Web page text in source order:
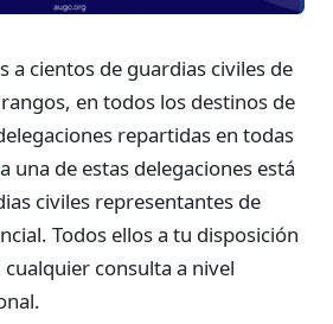
a cientos de guardias civiles de
en todos los destinos de
repartidas en todas
una de estas delegaciones está
civiles representantes de
Todos ellos a tu disposición
consulta a nivel